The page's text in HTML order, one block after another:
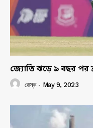
জ্যোতি ঝড়ে ৯ বছর পর
ডেস্ক - May 9, 2023